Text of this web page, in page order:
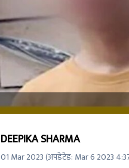
DEEPIKA SHARMA
01 Mar 2023(अपडेटेड: Mar 6 2023